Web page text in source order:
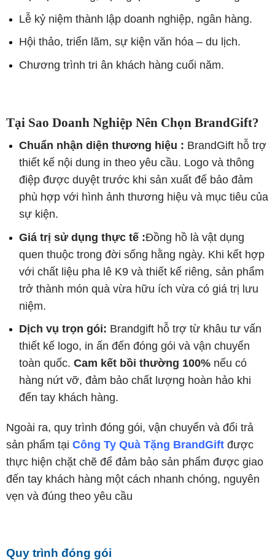
Lễ kỷ niệm thành lập doanh nghiệp, ngân hàng.
Hội thảo, triển lãm, sự kiện văn hóa – du lịch.
Chương trình tri ân khách hàng cuối năm.
Tại Sao Doanh Nghiệp Nên Chọn BrandGift?
Chuẩn nhận diện thương hiệu : BrandGift hỗ trợ
thiết kế nội dung in theo yêu cầu. Logo và thông
điệp được duyệt trước khi sản xuất để bảo đảm
phù hợp với hình ảnh thương hiệu và mục tiêu của
sự kiện.
Giá trị sử dụng thực tế :Đồng hồ là vật dụng
quen thuộc trong đời sống hằng ngày. Khi kết hợp
với chất liệu pha lê K9 và thiết kế riêng, sản phẩm
trở thành món quà vừa hữu ích vừa có giá trị lưu
niệm.
Dịch vụ trọn gói: Brandgift hỗ trợ từ khâu tư vấn
thiết kế logo, in ấn đến đóng gói và vận chuyển
toàn quốc. Cam kết bồi thường 100%nếu có
hàng nứt vỡ, đảm bảo chất lượng hoàn hảo khi
đến tay khách hàng.
Ngoài ra, quy trình đóng gói, vận chuyển và đổi trả
sản phẩm tại Công Ty Quà Tặng BrandGiftđược
thực hiện chặt chẽ để đảm bảo sản phẩm được giao
đến tay khách hàng một cách nhanh chóng, nguyên
vẹn và đúng theo yêu cầu
Quy trình đóng gói